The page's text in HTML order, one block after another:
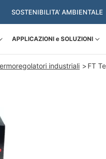
SOSTENIBILITA’ AMBIENTALE
APPLICAZIONI e SOLUZIONI
industriali FT